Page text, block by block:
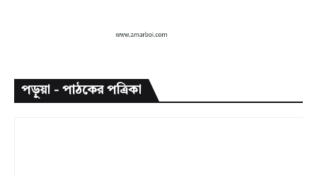
পড়ুয়া - পাঠকের পত্রিকা